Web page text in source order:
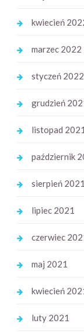
kwiecień
marzec 2022
styczeń 2022
grudzień
listopad 2021
październik
sierpień 2021
lipiec 2021
czerwiec
maj 2021
kwiecień
luty 2021